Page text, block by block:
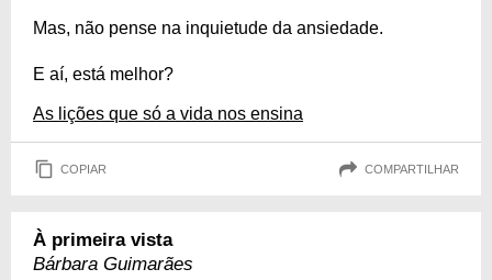
Mas, não pense na inquietude da ansiedade.
E aí, está melhor?
As lições que só a vida nos ensina
COPIAR COMPARTILHAR
À primeira vista
Bárbara Guimarães